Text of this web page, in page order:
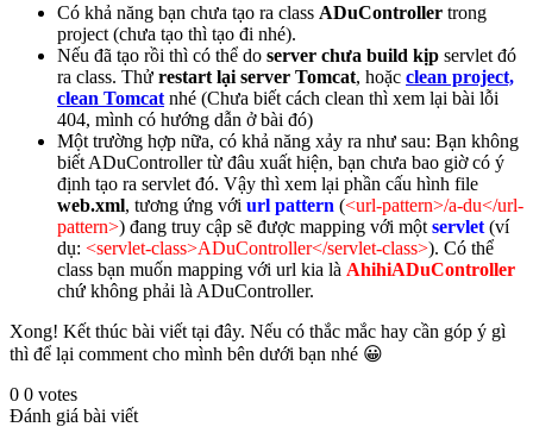
Có khả năng bạn chưa tạo ra class ADuController trong
project (chưa tạo thì tạo đi nhé).
Nếu đã tạo rồi thì có thể do server chưa build kịp servlet đó
ra class. Thử restart lại server Tomcat, hoặc clean project,
clean Tomcat nhé (Chưa biết cách clean thì xem lại bài lỗi
404, mình có hướng dẫn ở bài đó)
Một trường hợp nữa, có khả năng xảy ra như sau: Bạn không
biết ADuController từ đâu xuất hiện, bạn chưa bao giờ có ý
định tạo ra servlet đó. Vậy thì xem lại phần cấu hình file
web.xml, tương ứng với url pattern (<url-pattern>/a-du</url-
pattern>) đang truy cập sẽ được mapping với một servlet (ví
dụ: <servlet-class>ADuController</servlet-class>). Có thể
class bạn muốn mapping với url kia là AhihiADuController
chứ không phải là ADuController.
Xong! Kết thúc bài viết tại đây. Nếu có thắc mắc hay cần góp ý gì
thì để lại comment cho mình bên dưới bạn nhé 😀
0 0 votes
Đánh giá bài viết